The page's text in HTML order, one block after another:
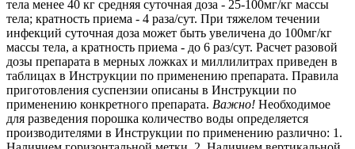
тела менее 40 кг средняя суточная доза - 25-100мг/кг массы
тела; кратность приема - 4 раза/сут. При тяжелом течении
инфекций суточная доза может быть увеличена до 100мг/кг
массы тела, а кратность приема - до 6 раз/сут. Расчет разовой
дозы препарата в мерных ложках и миллилитрах приведен в
таблицах в Инструкции по применению препарата. Правила
приготовления суспензии описаны в Инструкции по
применению конкретного препарата. Важно! Необходимое
для разведения порошка количество воды определяется
производителями в Инструкции по применению различно: 1.